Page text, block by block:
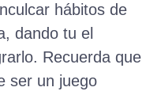
hábitos de
dando tu el
Recuerda que
ser un juego